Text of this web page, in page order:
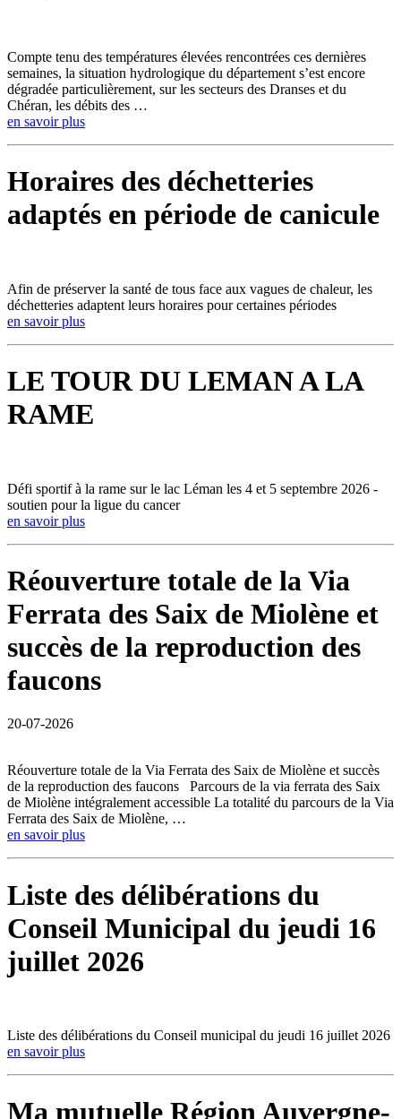
Compte tenu des températures élevées rencontrées ces dernières
semaines, la situation hydrologique du département s’est encore
dégradée particulièrement, sur les secteurs des Dranses et du
Chéran, les débits des …
en savoir plus
Horaires des déchetteries
adaptés en période de canicule
Afin de préserver la santé de tous face aux vagues de chaleur, les
déchetteries adaptent leurs horaires pour certaines périodes
en savoir plus
LE TOUR DU LEMAN A LA
RAME
Défi sportif à la rame sur le lac Léman les 4 et 5 septembre 2026 -
soutien pour la ligue du cancer
en savoir plus
Réouverture totale de la Via
Ferrata des Saix de Miolène et
succès de la reproduction des
faucons
20-07-2026
Réouverture totale de la Via Ferrata des Saix de Miolène et succès
de la reproduction des faucons Parcours de la via ferrata des Saix
de Miolène intégralement accessible La totalité du parcours de la Via
Ferrata des Saix de Miolène, …
en savoir plus
Liste des délibérations du
Conseil Municipal du jeudi 16
juillet 2026
Liste des délibérations du Conseil municipal du jeudi 16 juillet 2026
en savoir plus
Ma mutuelle Région Auvergne-